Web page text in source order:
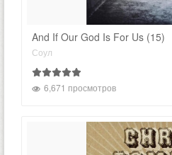
And If Our God Is For Us (15)
Соул
6,671 просмотров